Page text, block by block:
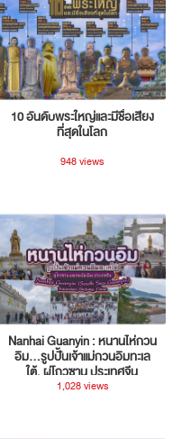
10 อันดับพระใหญ่และมีชื่อเสียง
ที่สุดในโลก
948 views
Nanhai Guanyin : หนานไห่กวน
อิม...รูปปั้นเจ้าแม่กวนอิมทะเล
ใต้, ผู่โถวซาน ประเทศจีน
1,028 views